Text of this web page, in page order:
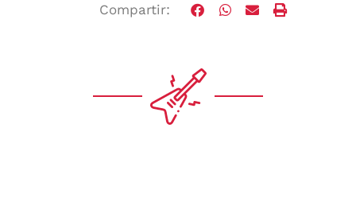
Compartir: